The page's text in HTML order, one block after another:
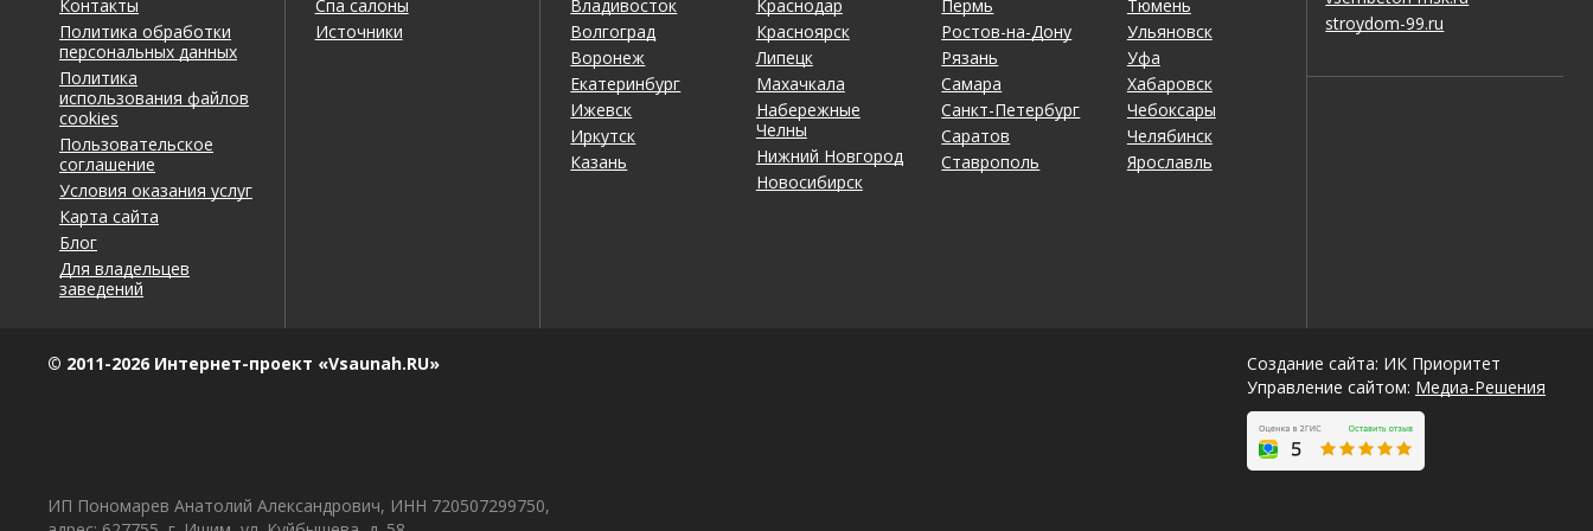
9 Евсейо Баня на Дзержинке
18.04.2026 в 14:30
Комментарий
Русская парная огонь, после нее в купель прыгнуть самое то, отдохнули без суеты.)))
Полезный отзыв? Да
9 Лидия
Сходили с детьми. Попарлись в купели, было неплохо провели время.
Леонтийо Баня на Дзержинке
Контакты
Политика обработки
персональных данных
Политика
использования файлов
cookies
Пользовательское
соглашение
Условия оказания услуг
Карта сайта
Блог
Для владельцев
заведений
Спа салоны
Источники
Владивосток
Волгоград
Воронеж
Екатеринбург
Ижевск
Иркутск
Казань
Краснодар
Красноярск
Липецк
Махачкала
Набережные
Челны
Нижний Новгород
Новосибирск
Пермь
Ростов-на-Дону
Рязань
Самара
Санкт-Петербург
Саратов
Ставрополь
Тюмень
Ульяновск
Уфа
Хабаровск
Чебоксары
Челябинск
Ярославль
stroydom-99.ru
© 2011-2026 Интернет-проект «Vsaunah.RU»
Создание сайта: ИК Приоритет
Управление сайтом: Медиа-Решения
ИП Пономарев Анатолий Александрович, ИНН 720507299750,